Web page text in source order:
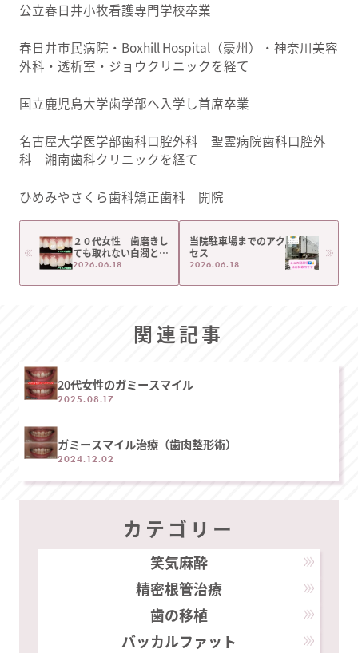
公立春日井小牧看護専門学校卒業
春日井市民病院・Boxhill Hospital（豪州）・神奈川美容
外科・透析室・ジョウクリニックを経て
国立鹿児島大学歯学部へ入学し首席卒業
名古屋大学医学部歯科口腔外科 聖霊病院歯科口腔外
科 湘南歯科クリニックを経て
ひめみやさくら歯科矯正歯科 開院
２０代女性 歯磨きし
ても取れない白濁と黄
色いしみの改善 ホワ
ースポット
2026.06.18
当院駐車場までのアク
セス
2026.06.18
関連記事
20代女性のガミースマイル
2025.08.17
ガミースマイル治療（歯肉整形術）
2024.12.02
カテゴリー
笑気麻酔
精密根管治療
歯の移植
バッカルファット